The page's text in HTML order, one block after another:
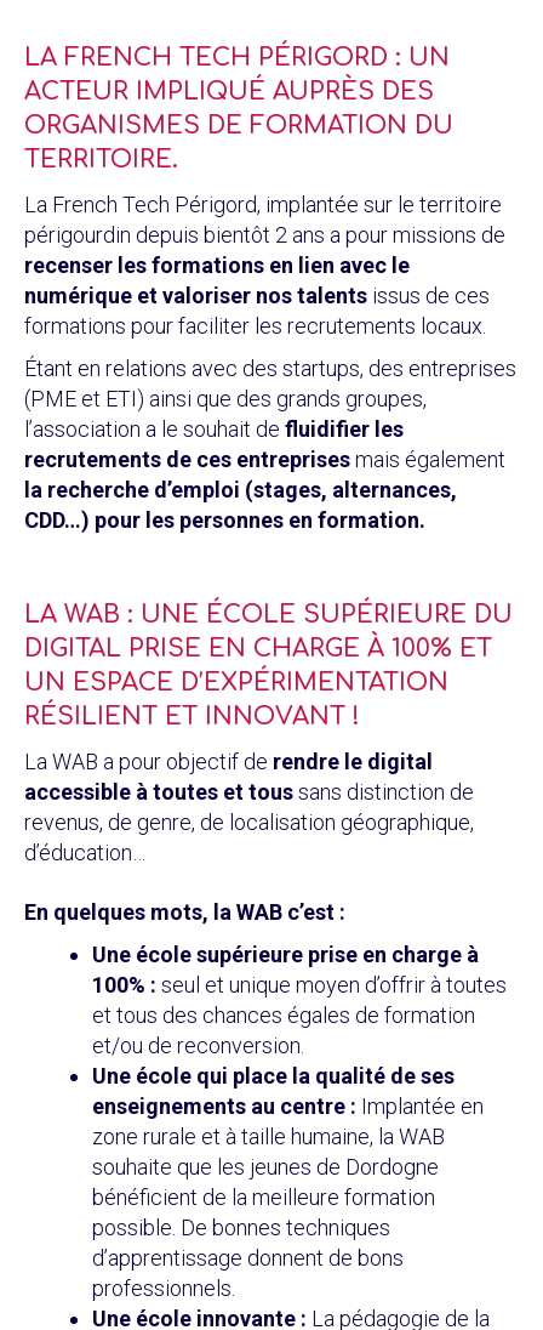
LA FRENCH TECH PÉRIGORD : UN
ACTEUR IMPLIQUÉ AUPRÈS DES
ORGANISMES DE FORMATION DU
TERRITOIRE.
La French Tech Périgord, implantée sur le territoire
périgourdin depuis bientôt 2 ans a pour missions de
recenser les formations en lien avec le
numérique et valoriser nos talents issus de ces
formations pour faciliter les recrutements locaux​.
Étant en relations avec des startups, des entreprises
(PME et ETI) ainsi que des grands groupes,
l’association a le souhait de fluidifier les
recrutements de ces entreprisesmais également
la recherche d’emploi (stages, alternances,
CDD…) pour les personnes en formation.
LA WAB : UNE ÉCOLE SUPÉRIEURE DU
DIGITAL PRISE EN CHARGE À 100% ET
UN ESPACE D’EXPÉRIMENTATION
RÉSILIENT ET INNOVANT !
La WAB a pour objectif de rendre le digital
accessible à toutes et toussans distinction de
revenus, de genre, de localisation géographique,
d’éducation…
En quelques mots, la WAB c’est :
Une école supérieure prise en charge à
100% : seul et unique moyen d’offrir à toutes
et tous des chances égales de formation
et/ou de reconversion.
Une école qui place la qualité de ses
enseignements au centre : Implantée en
zone rurale et à taille humaine, la WAB
souhaite que les jeunes de Dordogne
bénéficient de la meilleure formation
possible. De bonnes techniques
d’apprentissage donnent de bons
professionnels.
Une école innovante : La pédagogie de la